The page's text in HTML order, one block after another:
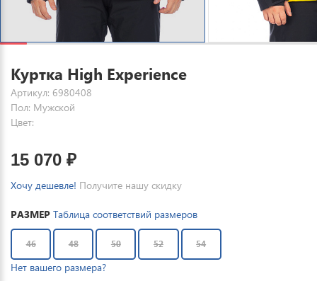
Куртка High Experience
Артикул: 6980408
Пол: Мужской
Цвет:
15 070 ₽
Хочу дешевле! Получите нашу скидку
РАЗМЕР Таблица соответствий размеров
46 48 50 52 54
Нет вашего размера?